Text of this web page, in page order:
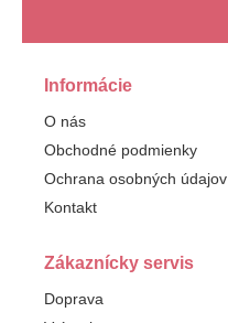
Informácie
O nás
Obchodné podmienky
Ochrana osobných údajov
Kontakt
Zákaznícky servis
Doprava